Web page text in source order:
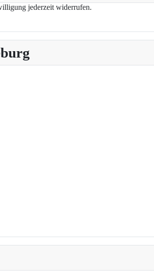
jederzeit widerrufen.